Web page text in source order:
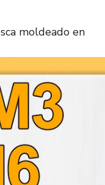
moldeado en